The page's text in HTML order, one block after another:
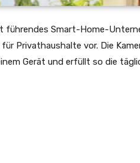
führendes Smart-Home-
für Privathaushalte vor. Die
Gerät und erfüllt so die